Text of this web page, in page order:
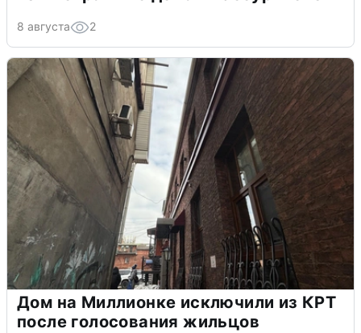
8 августа 2
Дом на Миллионке исключили из КРТ
после голосования жильцов